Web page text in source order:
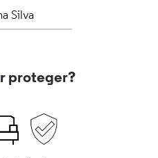
proteger?